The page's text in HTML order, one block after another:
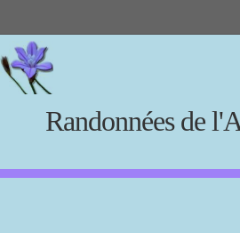
Randonnées de